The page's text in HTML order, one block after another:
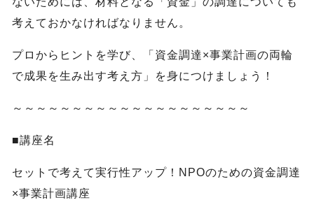
考えておかなければなりません。
プロからヒントを学び、「資金調達×事業計画の両輪
で成果を生み出す考え方」を身につけましょう！
～～～～～～～～～～～～～～～～～～～～
■講座名
セットで考えて実行性アップ！NPOのための資金調達
×事業計画講座